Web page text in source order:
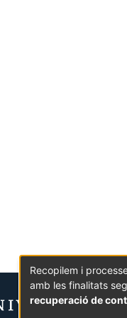
Recopilem i
amb les finalitats
recuperació de